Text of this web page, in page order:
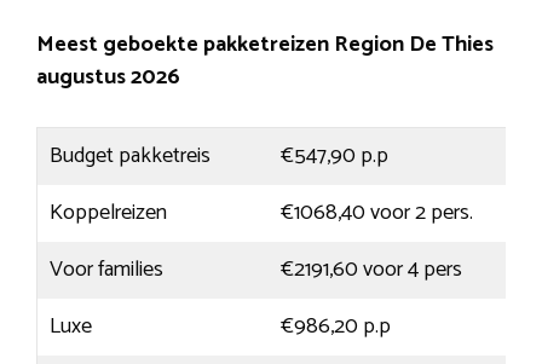
Meest geboekte pakketreizen Region De Thies
augustus 2026
Budget pakketreis
€547,90 p.p
Koppelreizen
€1068,40 voor 2 pers.
Voor families
€2191,60 voor 4 pers
Luxe
€986,20 p.p